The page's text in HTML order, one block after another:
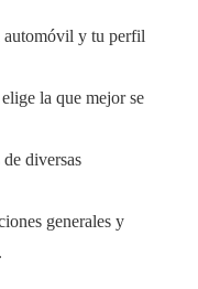
automóvil y tu perfil
la que mejor se
diversas
generales y